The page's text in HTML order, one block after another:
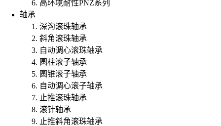
高环境耐性PNZ系列
轴承
深沟滚珠轴承
斜角滚珠轴承
自动调心滚珠轴承
圆柱滚子轴承
圆锥滚子轴承
自动调心滚子轴承
止推滚珠轴承
滚针轴承
止推斜角滚珠轴承